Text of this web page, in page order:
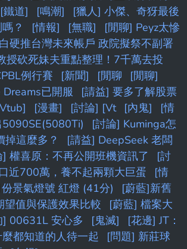
[鐵道] [鳴潮]
[獵人] 小傑、奇犽最後
？
[情報] [無職]
[閒聊] Peyz太慘
硬推台灣未來帳戶 政院擬祭不副署
授砍死妹夫重點整理！7千萬去投
例行賽 [新聞] [閒聊
[閒聊]
已開服
[請益] 要多了解股票
Vtub] [漫畫] [討論] [Vt [內鬼]
[情
[討論] Kuminga怎
掉這麼多？
[請益] DeepSeek 老闆
] 權喜原：不再公開班機資訊了
[討
近700萬，養不起兩顆大巨蛋
[情
景氣燈號 紅燈 (41分)
[蔚藍]新舊
望值與保護效果比較
[蔚藍] 檔案大
] 00631L 安心多 [鬼滅]
[花邊] JT：
都知道的人待一起
[問題] 新莊球